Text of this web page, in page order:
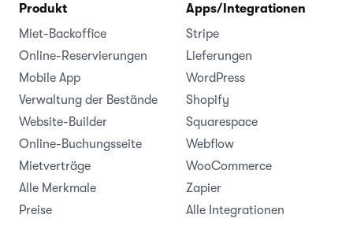
Produkt
Miet-Backoffice
Online-Reservierungen
Mobile App
Verwaltung der Bestände
Website-Builder
Online-Buchungsseite
Mietverträge
Alle Merkmale
Preise
Apps/Integrationen
Stripe
Lieferungen
WordPress
Shopify
Squarespace
Webflow
WooCommerce
Zapier
Alle Integrationen